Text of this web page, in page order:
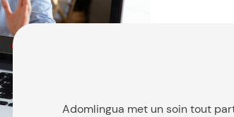
Adomlingua met un soin tout